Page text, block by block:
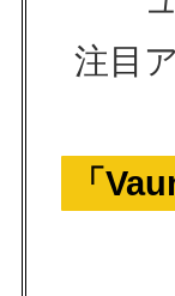
注目
「